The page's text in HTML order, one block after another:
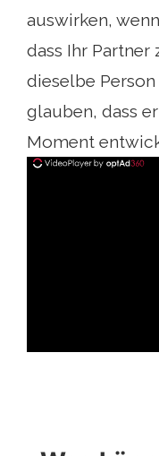
auswirken,
dass Ihr
dieselbe
glauben, dass
Moment